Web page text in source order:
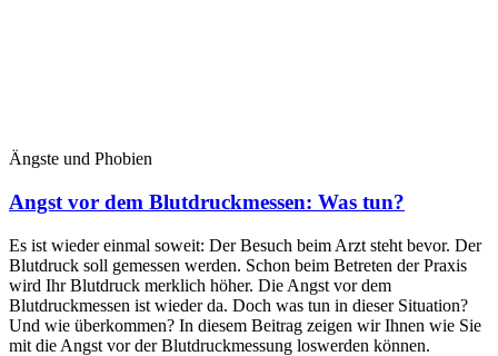
Ängste und Phobien
Angst vor dem Blutdruckmessen: Was tun?
Es ist wieder einmal soweit: Der Besuch beim Arzt steht bevor. Der
Blutdruck soll gemessen werden. Schon beim Betreten der Praxis
wird Ihr Blutdruck merklich höher. Die Angst vor dem
Blutdruckmessen ist wieder da. Doch was tun in dieser Situation?
Und wie überkommen? In diesem Beitrag zeigen wir Ihnen wie Sie
mit die Angst vor der Blutdruckmessung loswerden können.